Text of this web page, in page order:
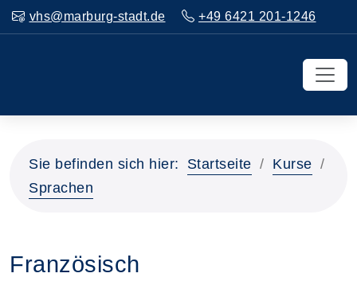
vhs@marburg-stadt.de +49 6421 201-1246
Sie befinden sich hier: Startseite
Kurse
Sprachen
Französisch